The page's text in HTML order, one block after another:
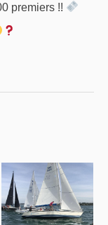
premiers !!